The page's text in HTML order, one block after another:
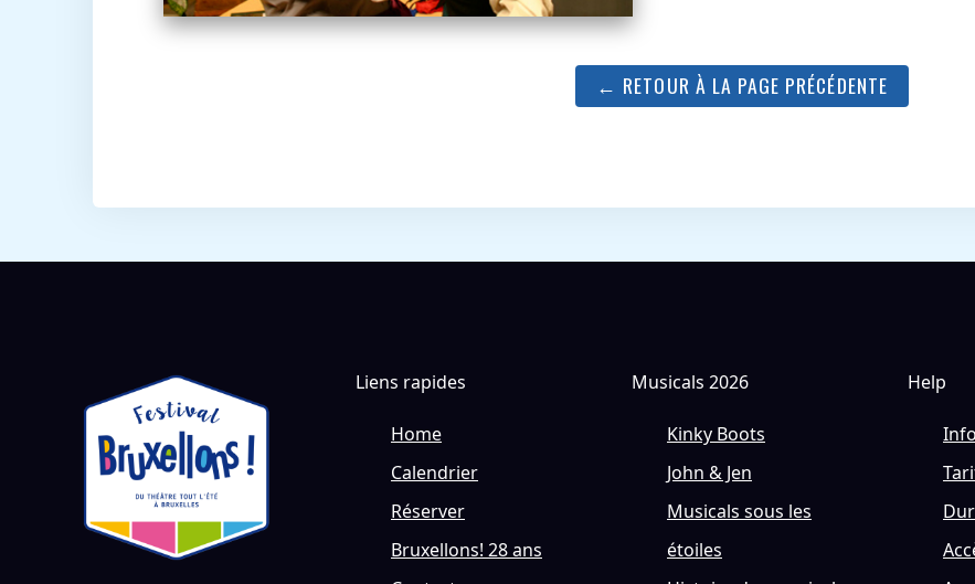
← RETOUR À LA PAGE PRÉCÉDENTE
Liens rapides
Home
Calendrier
Réserver
Bruxellons! 28 ans
Musicals 2026
Kinky Boots
John & Jen
Musicals sous les
étoiles
Help